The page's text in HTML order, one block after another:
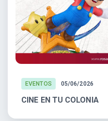
EVENTOS 05/06/2026
CINE EN TU COLONIA